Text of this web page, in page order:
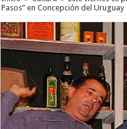
Pasos” en Concepción del Uruguay